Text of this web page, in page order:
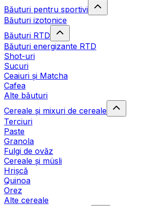
Băuturi pentru sportivi
Băuturi izotonice
Băuturi RTD
Băuturi energizante RTD
Shot-uri
Sucuri
Ceaiuri și Matcha
Cafea
Alte băuturi
Cereale și mixuri de cereale
Terciuri
Paste
Granola
Fulgi de ovăz
Cereale și müsli
Hrișcă
Quinoa
Orez
Alte cereale